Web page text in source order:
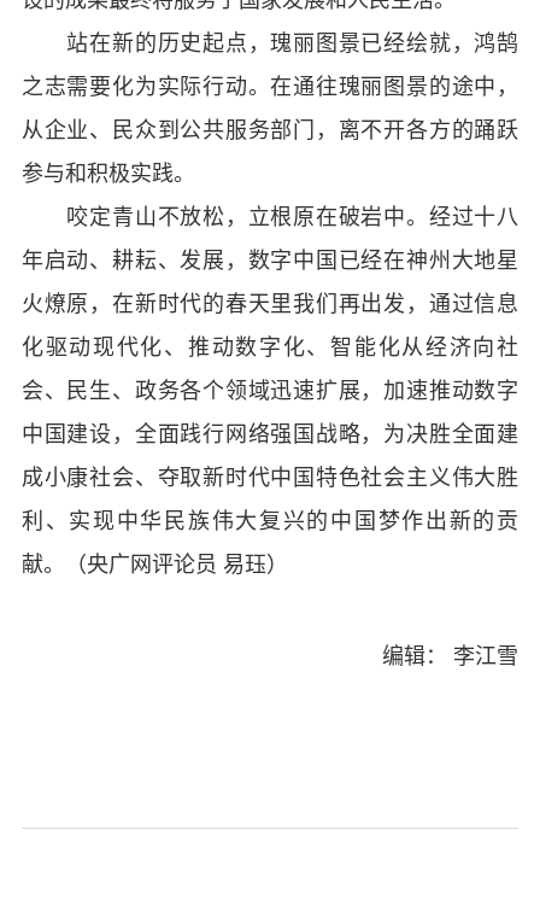
站在新的历史起点，瑰丽图景已经绘就，鸿鹄
之志需要化为实际行动。在通往瑰丽图景的途中，
从企业、民众到公共服务部门，离不开各方的踊跃
参与和积极实践。
咬定青山不放松，立根原在破岩中。经过十八
年启动、耕耘、发展，数字中国已经在神州大地星
火燎原，在新时代的春天里我们再出发，通过信息
化驱动现代化、推动数字化、智能化从经济向社
会、民生、政务各个领域迅速扩展，加速推动数字
中国建设，全面践行网络强国战略，为决胜全面建
成小康社会、夺取新时代中国特色社会主义伟大胜
利、实现中华民族伟大复兴的中国梦作出新的贡
献。（央广网评论员 易珏）
编辑： 李江雪